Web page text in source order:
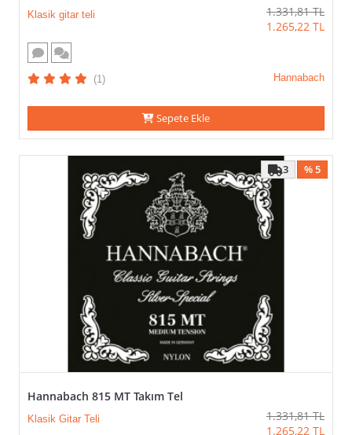
Klasik gitar teli 1.331,81 TL
1.265,22 TL
(1) Hannabach
Sepete Ekle
% 5
3
Hannabach 815 MT Takım Tel
Klasik Gitar Teli 1.331,81 TL
1.265,22 TL